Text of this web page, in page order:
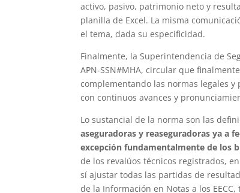
activo, pasivo, patrimonio neto y
planilla de Excel. La misma
el tema, dada su especificidad.
Finalmente, la Superintendencia de
APN-SSN#MHA, circular que
complementando las normas legales y
con continuos avances y
Lo sustancial de la norma son las
aseguradoras y reaseguradoras ya a
excepción fundamentalmente de los
de los revalúos técnicos registrados,
sí ajustar todas las partidas de
de la Información en Notas a los